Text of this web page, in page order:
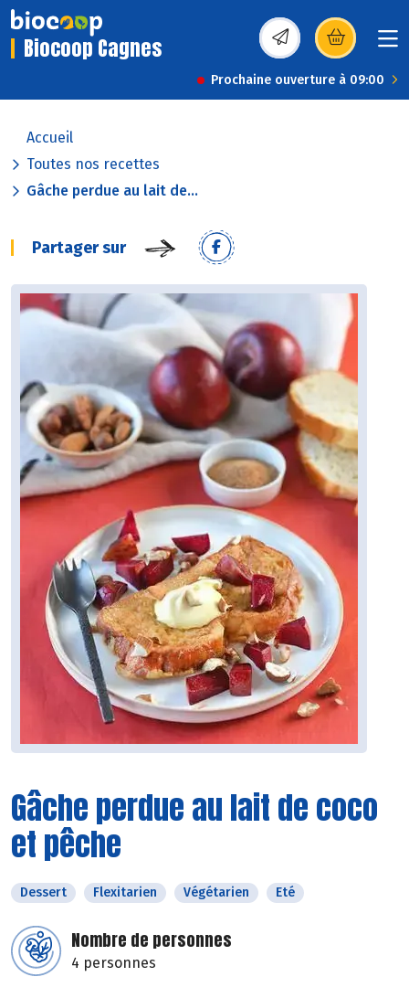
Biocoop Cagnes (s’ouvre dans une
Prochaine ouverture à 09:00
Accueil
Toutes nos recettes
Gâche perdue au lait de...
Partager sur
Gâche perdue au lait de coco
et pêche
Dessert Flexitarien Végétarien Eté
Nombre de personnes
4 personnes